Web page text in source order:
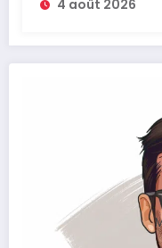
4 août 2026